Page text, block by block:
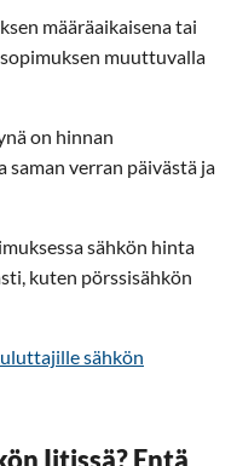
määräaikaisena tai
muuttuvalla
on hinnan
saman verran päivästä ja
sähkön hinta
kuten pörssisähkön
sähkön
Iitissä? Entä